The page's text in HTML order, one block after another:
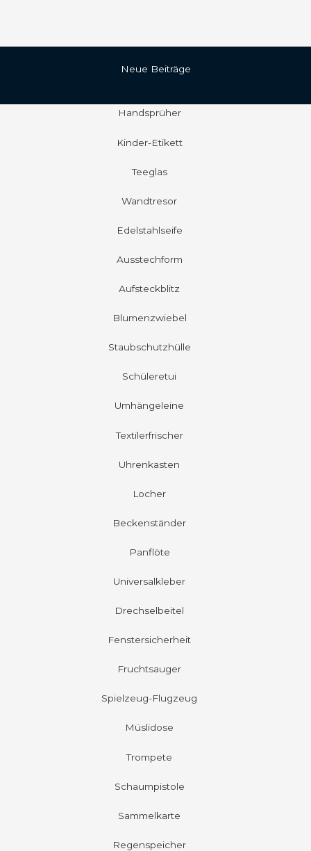
Neue Beiträge
Handsprüher
Kinder-Etikett
Teeglas
Wandtresor
Edelstahlseife
Ausstechform
Aufsteckblitz
Blumenzwiebel
Staubschutzhülle
Schüleretui
Umhängeleine
Textilerfrischer
Uhrenkasten
Locher
Beckenständer
Panflöte
Universalkleber
Drechselbeitel
Fenstersicherheit
Fruchtsauger
Spielzeug-Flugzeug
Müslidose
Trompete
Schaumpistole
Sammelkarte
Regenspeicher